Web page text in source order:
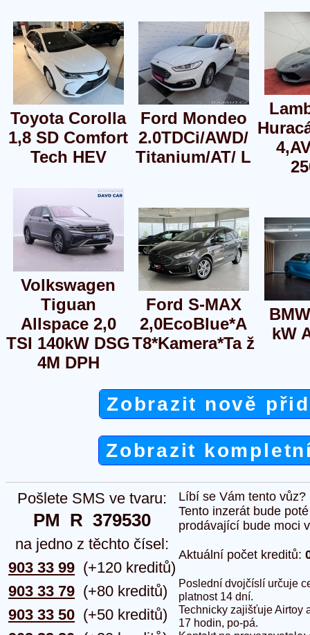
Toyota Corolla
1,8 SD Comfort
Tech HEV
Ford Mondeo
2.0TDCi/AWD/
Titanium/AT/ L
Volkswagen
Tiguan
Allspace 2,0
TSI 140kW DSG
4M DPH
Ford S-MAX
2,0EcoBlue*A
T8*Kamera*Ta ž
kW
Zobrazit nově
Zobrazit
Pošlete SMS ve tvaru:
PM  R  379530
na jedno z těchto čísel:
903 33 99
903 33 79
903 33 50
(+120 kreditů)
(+80 kreditů)
(+50 kreditů)
Líbí se Vám tento
Tento inzerát bude
prodávající bude moci
Aktuální počet kreditů:
Poslední dvojčíslí určuje
platnost 14 dní.
Technicky zajišťuje Airtoy
17 hodin, po-pá.